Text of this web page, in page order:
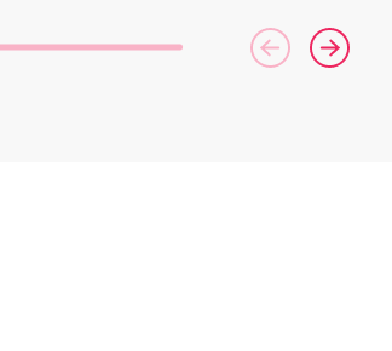
ご予約、ご来店お待ちしており
ます️ #ホワイトニンク #ホワイ